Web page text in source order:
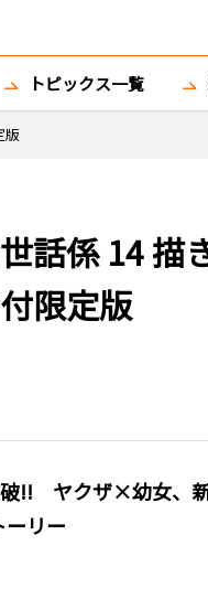
トピックス一覧
版
話係 14 描
限定版
!! ヤクザ×幼女、
ーリー